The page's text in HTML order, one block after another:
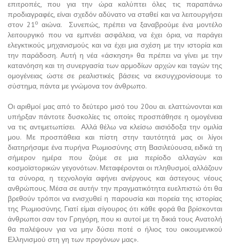
επιτροπές, που για την ώρα καλύπτει όλες τις παραπάνω
προδιαγραφές, είναι σχεδόν αδύνατο να σταθεί και να λειτουργήσει
στον 21ο αιώνα. Συνεπώς, πρέπει να ξαναβρούμε ένα μοντέλο
λειτουργικό που να εμπνέει ασφάλεια, να έχει όρια, να παράγει
ελεγκτικούς μηχανισμούς και να έχει μια σχέση με την ιστορία και
την παράδοση. Αυτή η νέα «άσκηση» θα πρέπει να γίνει με την
κατανόηση και τη συνεργασία των αρμοδίων αρχών και ταγών της
ομογένειας ώστε σε ρεαλιστικές βάσεις να εκσυγχρονίσουμε το
σύστημα, πάντα με γνώμονα τον άνθρωπο.
Οι αριθμοί μας από το δεύτερο μισό του 20ου αι. ελαττώνονται και
υπήρξαν πάντοτε δυσκολίες τις οποίες προσπάθησε η ομογένεια
να τις αντιμετωπίσει. Αλλά θέλω να κλείσω αισιόδοξα την ομιλία
μου. Με προσπάθεια και πίστη στην ταυτότητά μας οι λίγοι
διατηρήσαμε ένα πυρήνα Ρωμιοσύνης στη Βασιλεύουσα, ειδικά τη
σήμερον ημέρα που ζούμε σε μια περίοδο αλλαγών και
κοσμοϊστορικών γεγονότων. Μεταφέρονται οι πληθυσμοί, αλλάζουν
τα σύνορα, η τεχνολογία αφήνει ανέργους και άστεγους νέους
ανθρώπους. Μέσα σε αυτήν την πραγματικότητα ευελπιστώ ότι θα
βρεθούν τρόποι να ενισχυθεί η παρουσία και πορεία της ιστορίας
της Ρωμιοσύνης. Γιατί είμαι σίγουρος ότι κάθε φορά θα βρίσκονται
άνθρωποι σαν τον Γρηγόρη, που κι αυτοί με τη δικιά τους Ανατολή
θα παλέψουν για να μην δύσει ποτέ ο ήλιος του οικουμενικού
Ελληνισμού στη γη των προγόνων μας».